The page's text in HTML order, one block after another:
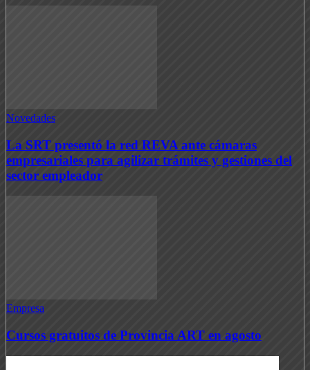
Novedades
La SRT presentó la red REVA ante cámaras
empresariales para agilizar trámites y gestiones del
sector empleador
Empresa
Cursos gratuitos de Provincia ART en agosto